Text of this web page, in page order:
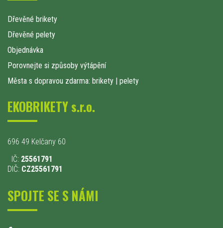
Dřevěné brikety
Dřevěné pelety
Objednávka
Porovnejte si způsoby výtápění
Města s dopravou zdarma: brikety | pelety
EKOBRIKETY s.r.o.
696 49 Kelčany 60
IČ: 25561791
DIČ: CZ25561791
SPOJTE SE S NÁMI